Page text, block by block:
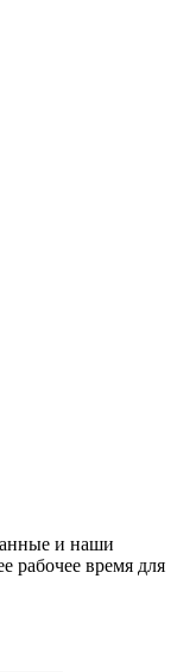
и наши
рабочее время для